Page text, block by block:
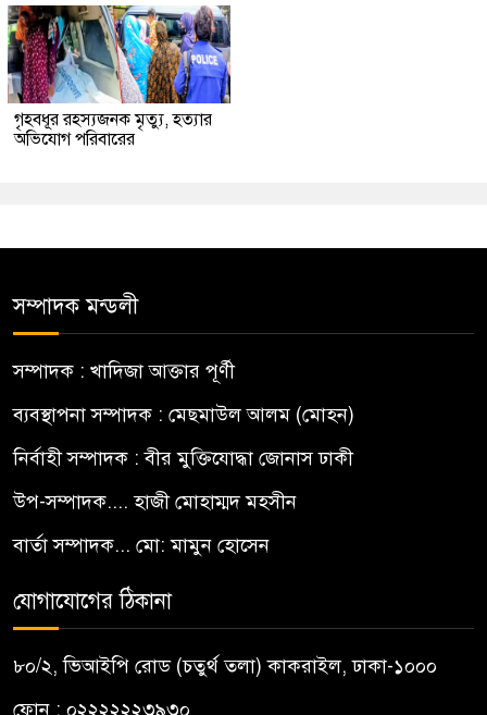
গৃহবধূর রহস্যজনক মৃত্যু, হত্যার
অভিযোগ পরিবারের
সম্পাদক মন্ডলী
সম্পাদক : খাদিজা আক্তার পূর্ণী
ব্যবস্থাপনা সম্পাদক : মেছমাউল আলম (মোহন)
নির্বাহী সম্পাদক : বীর মুক্তিযোদ্ধা জোনাস ঢাকী
উপ-সম্পাদক.... হাজী মোহাম্মদ মহসীন
বার্তা সম্পাদক... মো: মামুন হোসেন
যোগাযোগের ঠিকানা
৮০/২, ভিআইপি রোড (চতুর্থ তলা) কাকরাইল, ঢাকা-১০০০
ফোন : ০২২২২২২৩৯৩০